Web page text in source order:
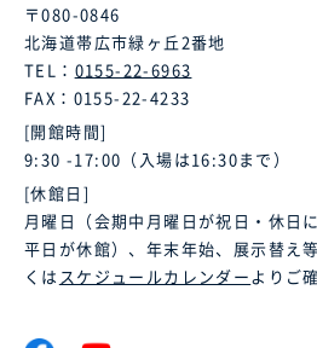
〒080-0846
北海道帯広市緑ヶ丘2番地
TEL： 0155-22-6963
FAX：0155-22-4233
[開館時間]
9:30 -17:00（入場は16:30まで）
[休館日]
月曜日（会期中月曜日が祝日・休日
平日が休館）、年末年始、展示替え
くは スケジュールカレンダーよりご